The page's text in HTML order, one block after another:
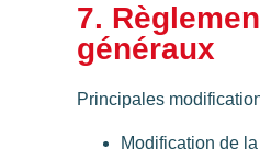
7.
généraux
Principales
Modification de